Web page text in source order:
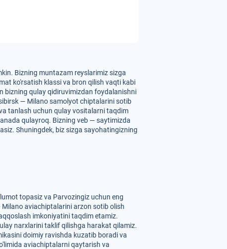
Bizning muntazam reyslarimiz sizga
ko'rsatish klassi va bron qilish vaqti kabi
bizning qulay qidiruvimizdan foydalanishni
— Milano samolyot chiptalarini sotib
tanlash uchun qulay vositalarni taqdim
qulayroq. Bizning veb — saytimizda
Shuningdek, biz sizga sayohatingizning
topasiz va Parvozingiz uchun eng
aviachiptalarini arzon sotib olish
imkoniyatini taqdim etamiz.
narxlarini taklif qilishga harakat qilamiz.
doimiy ravishda kuzatib boradi va
aviachiptalarni qaytarish va